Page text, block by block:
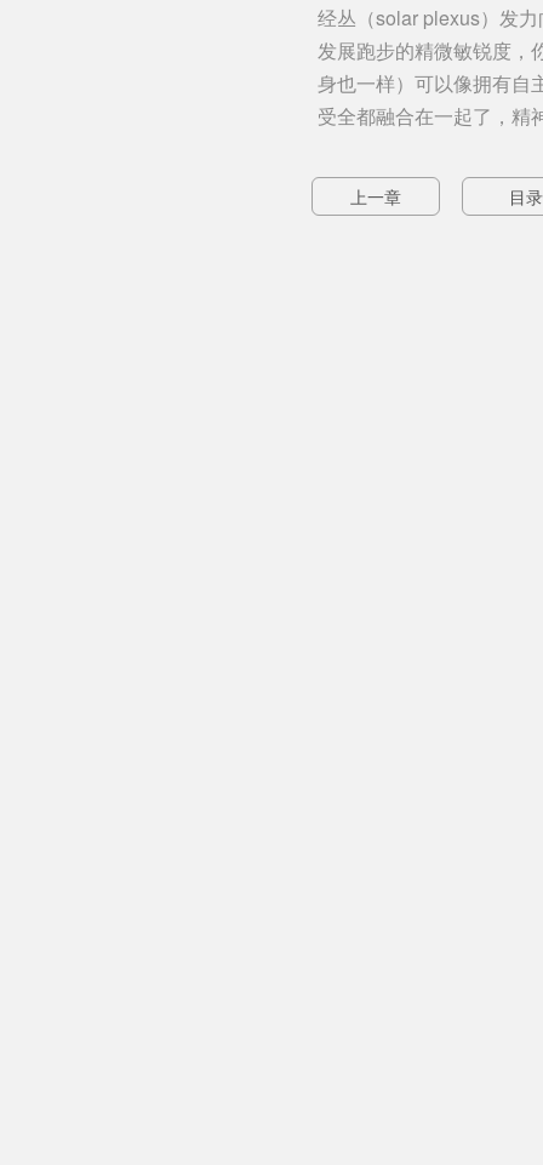
经丛（solar plexus）发
发展跑步的精微敏锐度，
身也一样）可以像拥有自
受全都融合在一起了，精
上一章 目录